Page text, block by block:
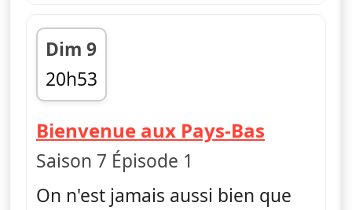
Dim 9
20h53
fin 21h36
Bienvenue aux Pays-Bas
Saison 7 Épisode 1
On n'est jamais aussi bien que